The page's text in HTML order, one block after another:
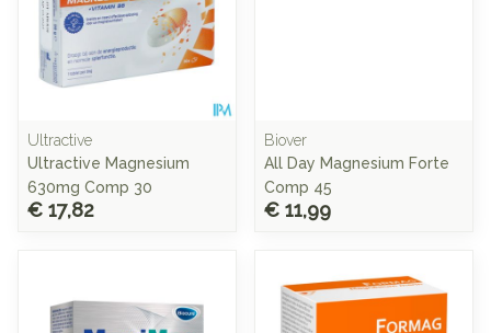
Ultractive
Ultractive Magnesium
630mg Comp 30
€ 17,82
Biover
All Day Magnesium Forte
Comp 45
€ 11,99